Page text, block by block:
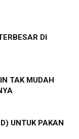
DI
TAK MUDAH
UNTUK PAKAN